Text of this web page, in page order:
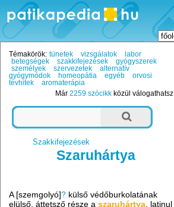
Témakörök: tünetek vizsgálatok
labor
betegségek
szakkifejezések
gyógyszerek
személyek
szervezetek
alternatív
gyógymódok
homeopátia egyéb
orvosi
tévhitek
aromaterápia
Már2259 szócikk közül válogathatsz.
Szakkifejezések
Szaruhártya
A [szemgolyó]? külső védőburkolatának
elülső, áttetsző része aszaruhártya , latinul